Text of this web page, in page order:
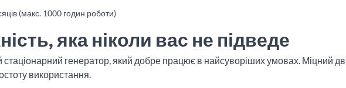
(макс. 1000 годин роботи)
яка ніколи вас не підведе
генератор, який добре працює в найсуворіших умовах. Міцний
використання.